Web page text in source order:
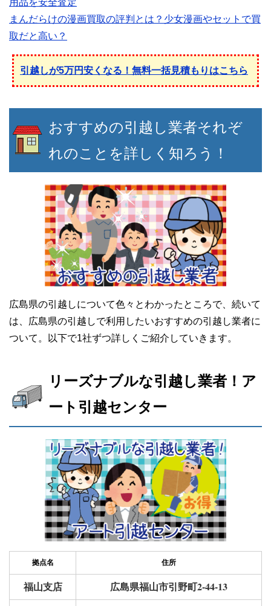
用品を安全査定
まんだらけの漫画買取の評判とは？少女漫画やセットで買
取だと高い？
引越しが5万円安くなる！無料一括見積もりはこちら
おすすめの引越し業者それぞ
れのことを詳しく知ろう！
広島県の引越しについて色々とわかったところで、続いて
は、広島県の引越しで利用したいおすすめの引越し業者に
ついて。以下で1社ずつ詳しくご紹介していきます。
リーズナブルな引越し業者！ア
ート引越センター
拠点名 住所
福山支店
広島県福山市引野町2-44-13